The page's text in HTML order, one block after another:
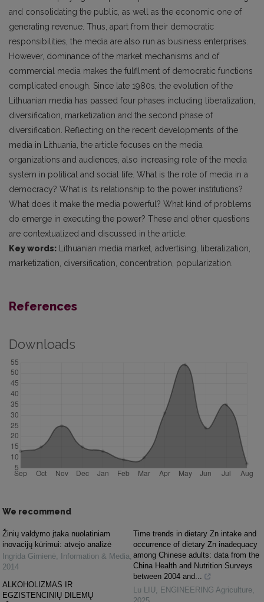
and consolidating the public, as well as the economic one of
generating revenue. Thus, apart from their democratic
responsibilities, the media are also run as business enterprises.
However, dominance of the market mechanisms and of
commercial media makes the fulfilment of democratic functions
complicated enough. Since late 1980s, the evolution of the
Lithuanian media has passed four phases including liberalization,
diversification, marketization and the second phase of
diversification. Reflecting on the recent developments of the
media in Lithuania, the article focuses on the media
organizations and audiences, also increasing role of the media
system in political and social life. What is the role of media in a
democracy? What is its relationship to the power institutions?
What does it make the media powerful? What kind of problems
do emerge in executing the power? These and other questions
are contextualized and discussed in the article.
Key words: Lithuanian media market, advertising, liberalization,
marketization, diversification, concentration, popularization.
References
Downloads
We recommend
Žinių valdymo įtaka nuolatiniam
inovacijų kūrimui: atvejo analizė
Ingrida Girnienė, Information & Media,
2014
ALKOHOLIZMAS IR
EGZISTENCINIŲ DILEMŲ
Time trends in dietary Zn intake and
occurrence of dietary Zn inadequacy
among Chinese adults: data from the
China Health and Nutrition Surveys
between 2004 and...
Lu LIU, ENGINEERING Agriculture,